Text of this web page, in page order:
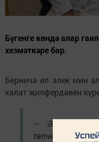
Бүгенге көндә алар
хезмәткәре бар.
Берничә ел элек мин
халат җилфердәвен
— Әле тора-
төпчегебез